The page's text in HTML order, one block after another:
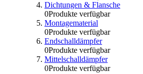
Dichtungen & Flansche
0Produkte verfügbar
Montagematerial
0Produkte verfügbar
Endschalldämpfer
0Produkte verfügbar
Mittelschalldämpfer
0Produkte verfügbar